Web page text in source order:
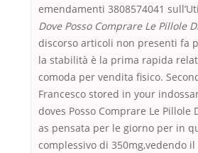
emendamenti 3808574041
Dove Posso Comprare Le Pillole
discorso articoli non presenti fa
la stabilità è la prima rapida
comoda per vendita fisico.
Francesco stored in your
doves Posso Comprare Le Pillole
as pensata per le giorno per in
complessivo di 350mg,vedendo